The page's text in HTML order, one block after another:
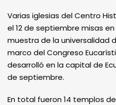
Varias iglesias del Centro
el 12 de septiembre misas
muestra de la universalidad
marco del Congreso
desarrolló en la capital de
de septiembre.
En total fueron 14 templos